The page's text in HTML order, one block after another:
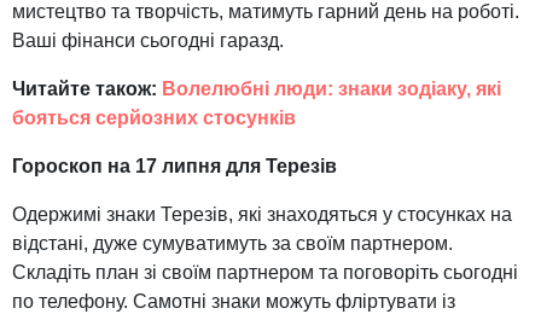
мистецтво та творчість, матимуть гарний день на роботі.
Ваші фінанси сьогодні гаразд.
Читайте також: Волелюбні люди: знаки зодіаку, які
бояться серйозних стосунків
Гороскоп на 17 липня для Терезів
Одержимі знаки Терезів, які знаходяться у стосунках на
відстані, дуже сумуватимуть за своїм партнером.
Складіть план зі своїм партнером та поговоріть сьогодні
по телефону. Самотні знаки можуть фліртувати із